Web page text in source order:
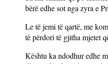
bërë edhe sot nga zyra e
Le të jemi të qartë, me
të përdori të gjitha mjetet
Kështu ka ndodhur edhe